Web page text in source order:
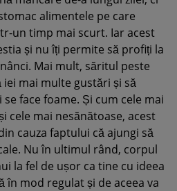
alimentele pe care
un timp mai scurt. Iar acest
și nu îți permite să profiți la
Mai mult, săritul peste
mai multe gustări și să
face foame. Și cum cele mai
cele mai nesănătoase, acest
cauza faptului că ajungi să
Nu în ultimul rând, corpul
la fel de ușor ca tine cu ideea
în mod regulat și de aceea va